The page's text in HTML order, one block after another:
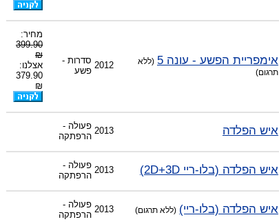
אימפריית הפשע - עונה 5
(ללא
תרגום)
2012 סדרות -
פשע
מחיר:
399.90
₪
אצלנו:
379.90
₪
איש הפלדה 2013 פעולה -
הרפתקה
איש הפלדה (בלו-ריי 2D+3D) 2013 פעולה -
הרפתקה
איש הפלדה (בלו-ריי) (ללא תרגום) 2013 פעולה -
הרפתקה